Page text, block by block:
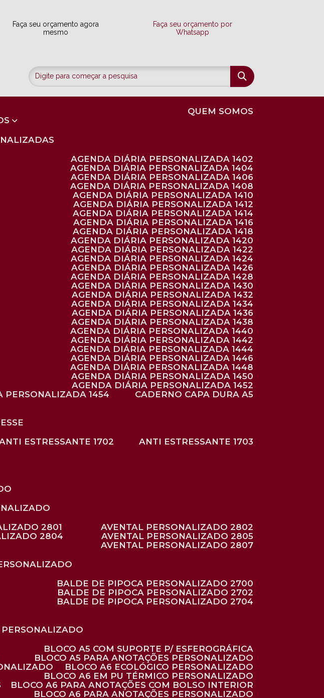
Faça seu orçamento agora
mesmo
Faça seu orçamento por
Whatsapp
QUEM SOMOS
AGENDA DIÁRIA PERSONALIZADA 1402
AGENDA DIÁRIA PERSONALIZADA 1404
AGENDA DIÁRIA PERSONALIZADA 1406
AGENDA DIÁRIA PERSONALIZADA 1408
AGENDA DIÁRIA PERSONALIZADA 1410
AGENDA DIÁRIA PERSONALIZADA 1412
AGENDA DIÁRIA PERSONALIZADA 1414
AGENDA DIÁRIA PERSONALIZADA 1416
AGENDA DIÁRIA PERSONALIZADA 1418
AGENDA DIÁRIA PERSONALIZADA 1420
AGENDA DIÁRIA PERSONALIZADA 1422
AGENDA DIÁRIA PERSONALIZADA 1424
AGENDA DIÁRIA PERSONALIZADA 1426
AGENDA DIÁRIA PERSONALIZADA 1428
AGENDA DIÁRIA PERSONALIZADA 1430
AGENDA DIÁRIA PERSONALIZADA 1432
AGENDA DIÁRIA PERSONALIZADA 1434
AGENDA DIÁRIA PERSONALIZADA 1436
AGENDA DIÁRIA PERSONALIZADA 1438
AGENDA DIÁRIA PERSONALIZADA 1440
AGENDA DIÁRIA PERSONALIZADA 1442
AGENDA DIÁRIA PERSONALIZADA 1444
AGENDA DIÁRIA PERSONALIZADA 1446
AGENDA DIÁRIA PERSONALIZADA 1448
AGENDA DIÁRIA PERSONALIZADA 1450
AGENDA DIÁRIA PERSONALIZADA 1452
PERSONALIZADA 1454
CADERNO CAPA DURA A5
ANTI ESTRESSANTE 1702
ANTI ESTRESSANTE 1703
2801
AVENTAL PERSONALIZADO 2802
2804
AVENTAL PERSONALIZADO 2805
AVENTAL PERSONALIZADO 2807
BALDE DE PIPOCA PERSONALIZADO 2700
BALDE DE PIPOCA PERSONALIZADO 2702
BALDE DE PIPOCA PERSONALIZADO 2704
PERSONALIZADO
BLOCO A5 COM SUPORTE P/ ESFEROGRÁFICA
BLOCO A5 PARA ANOTAÇÕES PERSONALIZADO
BLOCO A6 ECOLÓGICO PERSONALIZADO
BLOCO A6 EM PU TÉRMICO PERSONALIZADO
BLOCO A6 PARA ANOTAÇÕES COM BOLSO INTERIOR
BLOCO A6 PARA ANOTAÇÕES PERSONALIZADO